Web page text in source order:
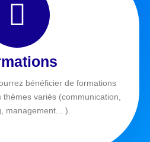
bénéficier de formations
variés (communication,
management... ).